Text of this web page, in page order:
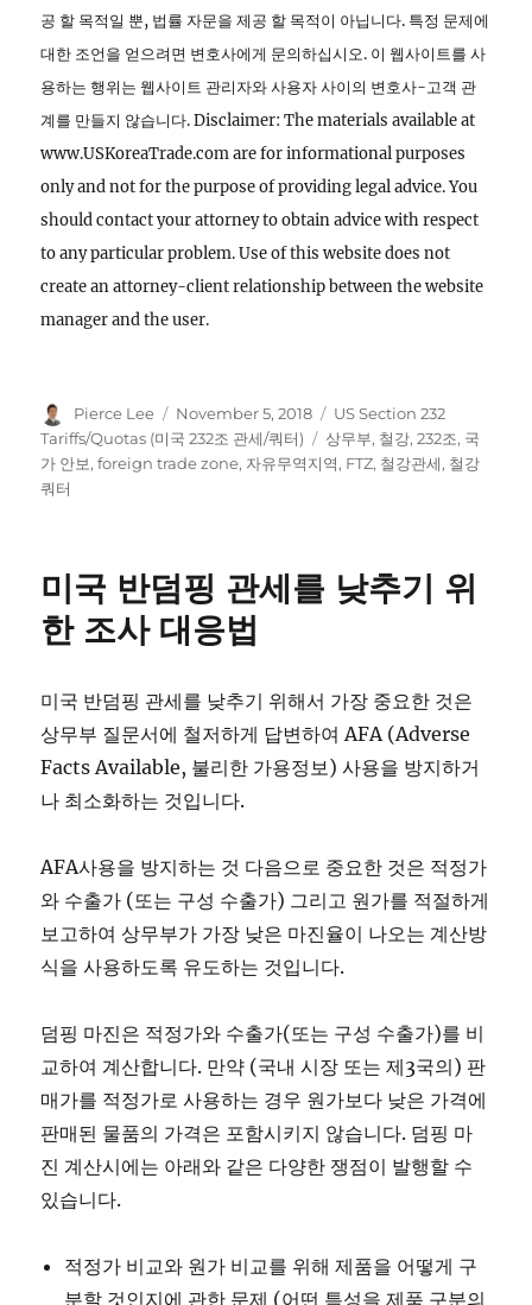
공 할 목적일 뿐, 법률 자문을 제공 할 목적이 아닙니다. 특정 문제에
대한 조언을 얻으려면 변호사에게 문의하십시오. 이 웹사이트를 사
용하는 행위는 웹사이트 관리자와 사용자 사이의 변호사-고객 관
계를 만들지 않습니다. Disclaimer: The materials available at
www.USKoreaTrade.com are for informational purposes
only and not for the purpose of providing legal advice. You
should contact your attorney to obtain advice with respect
to any particular problem. Use of this website does not
create an attorney-client relationship between the website
manager and the user.
Author
Pierce Lee
Posted
on
November 5, 2018 Categories
US Section 232
Tariffs/Quotas (미국 232조 관세/쿼터)
Tags
상무부, 철강,232조, 국
가 안보,foreign trade zone, 자유무역지역, FTZ, 철강관세, 철강
쿼터
미국 반덤핑 관세를 낮추기 위
한 조사 대응법
미국 반덤핑 관세를 낮추기 위해서 가장 중요한 것은
상무부 질문서에 철저하게 답변하여 AFA (Adverse
Facts Available, 불리한 가용정보) 사용을 방지하거
나 최소화하는 것입니다.
AFA사용을 방지하는 것 다음으로 중요한 것은 적정가
와 수출가 (또는 구성 수출가) 그리고 원가를 적절하게
보고하여 상무부가 가장 낮은 마진율이 나오는 계산방
식을 사용하도록 유도하는 것입니다.
덤핑 마진은 적정가와 수출가(또는 구성 수출가)를 비
교하여 계산합니다. 만약 (국내 시장 또는 제3국의) 판
매가를 적정가로 사용하는 경우 원가보다 낮은 가격에
판매된 물품의 가격은 포함시키지 않습니다. 덤핑 마
진 계산시에는 아래와 같은 다양한 쟁점이 발행할 수
있습니다.
적정가 비교와 원가 비교를 위해 제품을 어떻게 구
분할 것인지에 관한 문제 (어떤 특성을 제품 구분의